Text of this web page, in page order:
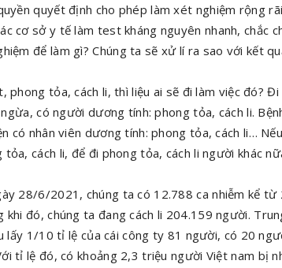
quyết định cho phép làm xét nghiệm rộng
cơ sở y tế làm test kháng nguyên nhanh, chắc
để làm gì? Chúng ta sẽ xử lí ra sao với kết
phong tỏa, cách li, thì liệu ai sẽ đi làm việc đó?
có người dương tính: phong tỏa, cách li.
có nhân viên dương tính: phong tỏa, cách li…
cách li, để đi phong tỏa, cách li người khác
28/6/2021, chúng ta có 12.788 ca nhiễm kể
khi đó, chúng ta đang cách li 204.159 người.
lấy 1/10 tỉ lệ của cái công ty 81 người, có 20
tỉ lệ đó, có khoảng 2,3 triệu người Việt nam bị